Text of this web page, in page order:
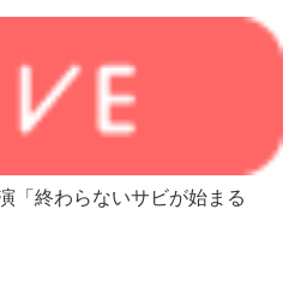
「終わらないサビが始まる